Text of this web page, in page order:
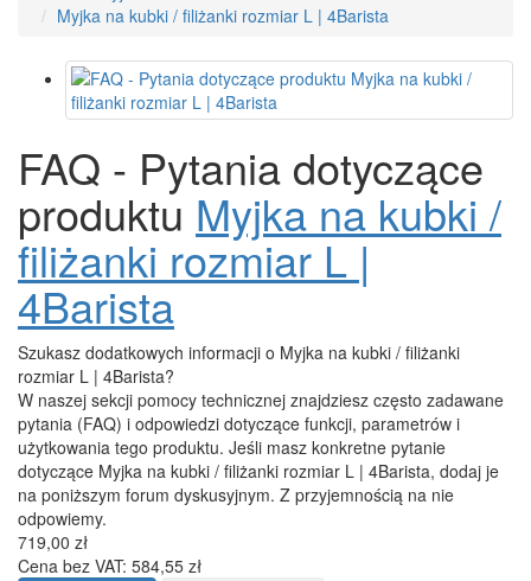
Myjka na kubki / filiżanki rozmiar L | 4Barista
FAQ - Pytania dotyczące
produktu Myjka na kubki /
filiżanki rozmiar L |
4Barista
Szukasz dodatkowych informacji o Myjka na kubki / filiżanki
rozmiar L | 4Barista?
W naszej sekcji pomocy technicznej znajdziesz często zadawane
pytania (FAQ) i odpowiedzi dotyczące funkcji, parametrów i
użytkowania tego produktu. Jeśli masz konkretne pytanie
dotyczące Myjka na kubki / filiżanki rozmiar L | 4Barista, dodaj je
na poniższym forum dyskusyjnym. Z przyjemnością na nie
odpowiemy.
719,00 zł
Cena bez VAT: 584,55 zł